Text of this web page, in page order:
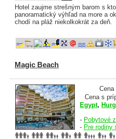
Hotel zaujme strešným barom s
panoramatický výhľad na more a
chodí na pláž niekolkokrát za deň.
Magic Beach
Cena
Cena s
Egypt,
- Pobytové
- Pre rodiny